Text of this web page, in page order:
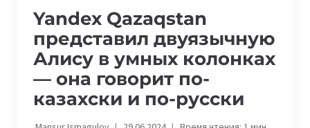
Yandex Qazaqstan
представил двуязычную
Алису в умных колонках
— она говорит по-
казахски и по-русски